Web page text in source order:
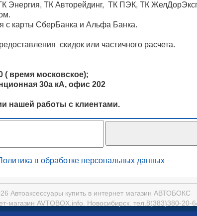
Энергия, ТК Авторейдинг, ТК ПЭК, ТК
с карты СберБанка и Альфа Банка.
скидок или частичного расчета.
( время московское);
30а кА, офис 202
нашей работы с клиентами.
в обработке персональных данных
Автоаксессуары купить в интернет магазин АВТОБОКС
магазин AVTOBOX.info. Новосибирск. тел.8(383)380-20-